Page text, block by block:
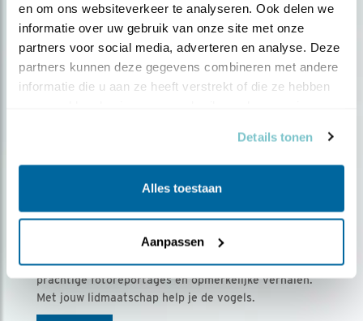
en om ons websiteverkeer te analyseren. Ook delen we
informatie over uw gebruik van onze site met onze
partners voor social media, adverteren en analyse. Deze
partners kunnen deze gegevens combineren met andere
informatie die u aan ze heeft verstrekt of die ze hebben
Details tonen
Alles toestaan
Aanpassen
Ontvang 5 x Vogels voor € 36,00 per jaar
Vogels is het tijdschrift voor onze leden, met
prachtige fotoreportages en opmerkelijke verhalen.
Met jouw lidmaatschap help je de vogels.